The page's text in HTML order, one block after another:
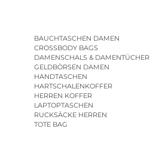
BAUCHTASCHEN DAMEN
CROSSBODY BAGS
DAMENSCHALS & DAMENTÜCHER
GELDBÖRSEN DAMEN
HANDTASCHEN
HARTSCHALENKOFFER
HERREN KOFFER
LAPTOPTASCHEN
RUCKSÄCKE HERREN
TOTE BAG